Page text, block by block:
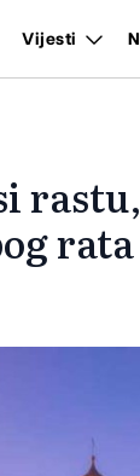
Vijesti
rata